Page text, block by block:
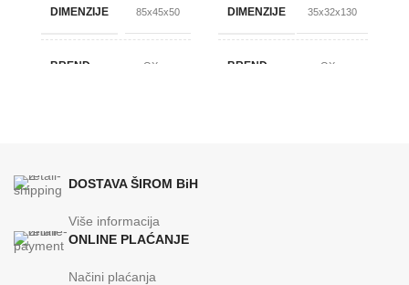
DIMENZIJE 85x45x50
BREND OXaqua
DIMENZIJE 35x32x130
BREND OXaqua
DOSTAVA ŠIROM BiH
Više informacija
ONLINE PLAĆANJE
Načini plaćanja